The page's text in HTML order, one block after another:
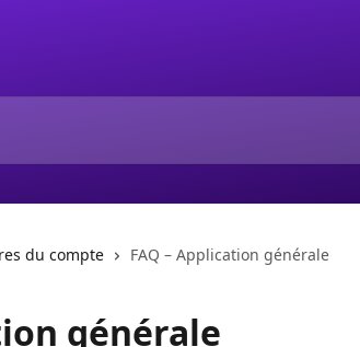
du compte FAQ – Application générale
générale